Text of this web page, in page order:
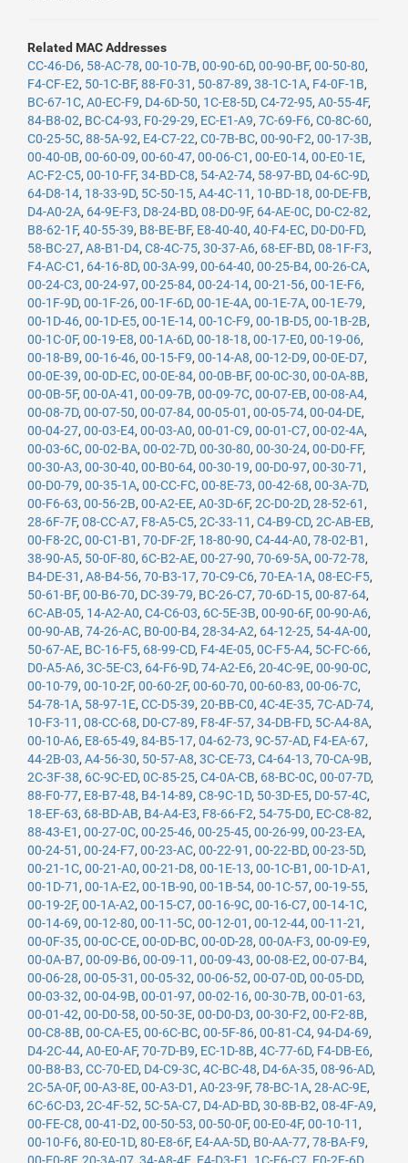
Related MAC Addresses
CC-46-D6, 58-AC-78, 00-10-7B, 00-90-6D, 00-90-BF, 00-50-80,
F4-CF-E2, 50-1C-BF, 88-F0-31 , 50-87-89, 38-1C-1A, F4-0F-1B,
BC-67-1C, A0-EC-F9, D4-6D-50, 1C-E8-5D, C4-72-95, A0-55-4F,
84-B8-02, BC-C4-93, F0-29-29, EC-E1-A9, 7C-69-F6, C0-8C-60,
C0-25-5C, 88-5A-92, E4-C7-22, C0-7B-BC, 00-90-F2, 00-17-3B,
00-40-0B, 00-60-09, 00-60-47, 00-06-C1 , 00-E0-14, 00-E0-1E,
AC-F2-C5, 00-10-FF, 34-BD-C8, 54-A2-74, 58-97-BD, 04-6C-9D,
64-D8-14, 18-33-9D, 5C-50-15, A4-4C-11 , 10-BD-18, 00-DE-FB,
D4-A0-2A, 64-9E-F3, D8-24-BD, 08-D0-9F, 64-AE-0C, D0-C2-82,
B8-62-1F, 40-55-39, B8-BE-BF, E8-40-40, 40-F4-EC, D0-D0-FD,
58-BC-27, A8-B1-D4, C8-4C-75, 30-37-A6, 68-EF-BD, 08-1F-F3,
F4-AC-C1 , 64-16-8D, 00-3A-99, 00-64-40, 00-25-B4, 00-26-CA,
00-24-C3, 00-24-97, 00-25-84, 00-24-14, 00-21-56, 00-1E-F6,
00-1F-9D, 00-1F-26, 00-1F-6D, 00-1E-4A, 00-1E-7A, 00-1E-79,
00-1D-46, 00-1D-E5, 00-1E-14, 00-1C-F9, 00-1B-D5, 00-1B-2B,
00-1C-0F, 00-19-E8, 00-1A-6D, 00-18-18, 00-17-E0, 00-19-06,
00-18-B9, 00-16-46, 00-15-F9, 00-14-A8, 00-12-D9, 00-0E-D7,
00-0E-39, 00-0D-EC, 00-0E-84, 00-0B-BF, 00-0C-30, 00-0A-8B,
00-0B-5F, 00-0A-41 , 00-09-7B, 00-09-7C, 00-07-EB, 00-08-A4,
00-08-7D, 00-07-50, 00-07-84, 00-05-01 , 00-05-74, 00-04-DE,
00-04-27, 00-03-E4, 00-03-A0, 00-01-C9, 00-01-C7, 00-02-4A,
00-03-6C, 00-02-BA, 00-02-7D, 00-30-80, 00-30-24, 00-D0-FF,
00-30-A3, 00-30-40, 00-B0-64, 00-30-19, 00-D0-97, 00-30-71 ,
00-D0-79, 00-35-1A, 00-CC-FC, 00-8E-73, 00-42-68, 00-3A-7D,
00-F6-63, 00-56-2B, 00-A2-EE, A0-3D-6F, 2C-D0-2D, 28-52-61 ,
28-6F-7F, 08-CC-A7, F8-A5-C5, 2C-33-11 , C4-B9-CD, 2C-AB-EB,
00-F8-2C, 00-C1-B1 , 70-DF-2F, 18-80-90, C4-44-A0, 78-02-B1 ,
38-90-A5, 50-0F-80, 6C-B2-AE, 00-27-90, 70-69-5A, 00-72-78,
B4-DE-31 , A8-B4-56, 70-B3-17, 70-C9-C6, 70-EA-1A, 08-EC-F5,
50-61-BF, 00-B6-70, DC-39-79, BC-26-C7, 70-6D-15, 00-87-64,
6C-AB-05, 14-A2-A0, C4-C6-03, 6C-5E-3B, 00-90-6F, 00-90-A6,
00-90-AB, 74-26-AC, B0-00-B4, 28-34-A2, 64-12-25, 54-4A-00,
50-67-AE, BC-16-F5, 68-99-CD, F4-4E-05, 0C-F5-A4, 5C-FC-66,
D0-A5-A6, 3C-5E-C3, 64-F6-9D, 74-A2-E6, 20-4C-9E, 00-90-0C,
00-10-79, 00-10-2F, 00-60-2F, 00-60-70, 00-60-83, 00-06-7C,
54-78-1A, 58-97-1E, CC-D5-39, 20-BB-C0, 4C-4E-35, 7C-AD-74,
10-F3-11 , 08-CC-68, D0-C7-89, F8-4F-57, 34-DB-FD, 5C-A4-8A,
00-10-A6, E8-65-49, 84-B5-17, 04-62-73, 9C-57-AD, F4-EA-67,
44-2B-03, A4-56-30, 50-57-A8, 3C-CE-73, C4-64-13, 70-CA-9B,
2C-3F-38, 6C-9C-ED, 0C-85-25, C4-0A-CB, 68-BC-0C, 00-07-7D,
88-F0-77, E8-B7-48, B4-14-89, C8-9C-1D, 50-3D-E5, D0-57-4C,
18-EF-63, 68-BD-AB, B4-A4-E3, F8-66-F2, 54-75-D0, EC-C8-82,
88-43-E1 , 00-27-0C, 00-25-46, 00-25-45, 00-26-99, 00-23-EA,
00-24-51 , 00-24-F7, 00-23-AC, 00-22-91 , 00-22-BD, 00-23-5D,
00-21-1C, 00-21-A0, 00-21-D8, 00-1E-13, 00-1C-B1 , 00-1D-A1 ,
00-1D-71 , 00-1A-E2, 00-1B-90, 00-1B-54, 00-1C-57, 00-19-55,
00-19-2F, 00-1A-A2, 00-15-C7, 00-16-9C, 00-16-C7, 00-14-1C,
00-14-69, 00-12-80, 00-11-5C, 00-12-01 , 00-12-44, 00-11-21 ,
00-0F-35, 00-0C-CE, 00-0D-BC, 00-0D-28, 00-0A-F3, 00-09-E9,
00-0A-B7, 00-09-B6, 00-09-11 , 00-09-43, 00-08-E2, 00-07-B4,
00-06-28, 00-05-31 , 00-05-32, 00-06-52, 00-07-0D, 00-05-DD,
00-03-32, 00-04-9B, 00-01-97, 00-02-16, 00-30-7B, 00-01-63,
00-01-42, 00-D0-58, 00-50-3E, 00-D0-D3, 00-30-F2, 00-F2-8B,
00-C8-8B, 00-CA-E5, 00-6C-BC, 00-5F-86, 00-81-C4, 94-D4-69,
D4-2C-44, A0-E0-AF, 70-7D-B9, EC-1D-8B, 4C-77-6D, F4-DB-E6,
00-B8-B3, CC-70-ED, D4-C9-3C, 4C-BC-48, D4-6A-35, 08-96-AD,
2C-5A-0F, 00-A3-8E, 00-A3-D1 , A0-23-9F, 78-BC-1A, 28-AC-9E,
6C-6C-D3, 2C-4F-52, 5C-5A-C7, D4-AD-BD, 30-8B-B2, 08-4F-A9,
00-FE-C8, 00-41-D2, 00-50-53, 00-50-0F, 00-E0-4F, 00-10-11 ,
00-10-F6, 80-E0-1D, 80-E8-6F, E4-AA-5D, B0-AA-77, 78-BA-F9,